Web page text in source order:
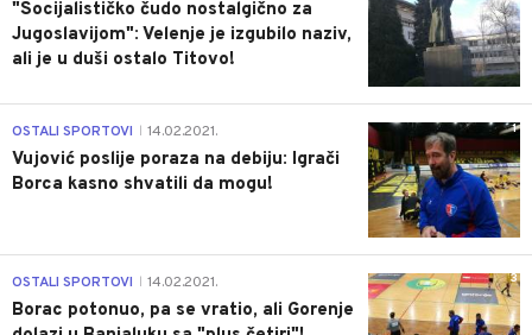
"Socijalističko čudo nostalgično za
Jugoslavijom": Velenje je izgubilo naziv,
ali je u duši ostalo Titovo!
1
OSTALI SPORTOVI 14.02.2021.
Vujović poslije poraza na debiju: Igrači
Borca kasno shvatili da mogu!
3
OSTALI SPORTOVI 14.02.2021.
Borac potonuo, pa se vratio, ali Gorenje